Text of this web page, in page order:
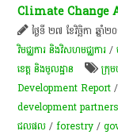
Climate Change
ថ្ងៃទី ២៧ ខែវិច្ឆិកា ឆ្នាំ
វិមជ្ឈការ និងវិសហមជ្ឈការ /
ខេត្ត និងមូលដ្ឋាន
ក្រុ
Development Report
development partners
ជលផល /forestry /